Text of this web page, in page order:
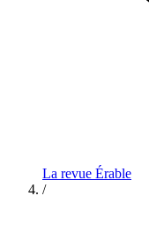
La revue Érable
/